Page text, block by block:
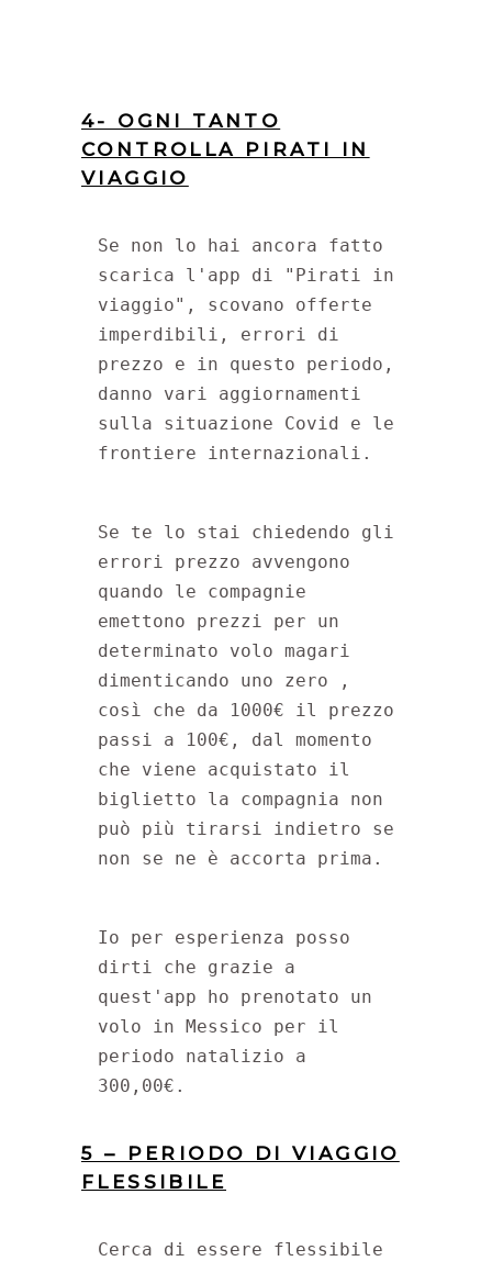
4- OGNI TANTO
CONTROLLA PIRATI IN
VIAGGIO
Se non lo hai ancora fatto
scarica l'app di "Pirati in
viaggio", scovano offerte
imperdibili, errori di
prezzo e in questo periodo,
danno vari aggiornamenti
sulla situazione Covid e le
frontiere internazionali.
Se te lo stai chiedendo gli
errori prezzo avvengono
quando le compagnie
emettono prezzi per un
determinato volo magari
dimenticando uno zero ,
così che da 1000€ il prezzo
passi a 100€, dal momento
che viene acquistato il
biglietto la compagnia non
può più tirarsi indietro se
non se ne è accorta prima.
Io per esperienza posso
dirti che grazie a
quest'app ho prenotato un
volo in Messico per il
periodo natalizio a
300,00€.
5 – PERIODO DI VIAGGIO
FLESSIBILE
Cerca di essere flessibile